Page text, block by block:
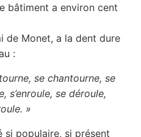
bâtiment a environ cent
de Monet, a la dent dure
:
se chantourne, se
s’enroule, se déroule,
»
si populaire, si présent